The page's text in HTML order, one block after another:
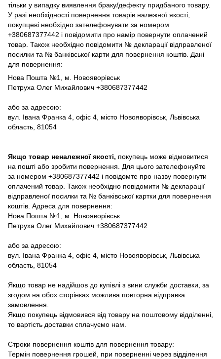
тільки у випадку виявлення браку/дефекту придбаного товару.
У разі необхідності повернення товарів належної якості,
покупцеві необхідно зателефонувати за номером
+380687377442 і повідомити про намір повернути оплачений
товар. Також необхідно повідомити № декларації відправленої
посилки та № банківської карти для повернення коштів. Дані
для повернення:
Нова Пошта №1, м. Новояворівськ
Петруха Олег Михайлович +380687377442
або за адресою:
вул. Івана Франка 4, офіс 4, місто Новояворівськ, Львівська
область, 81054
Якщо товар неналежної якості, покупець може відмовитися
на пошті або зробити повернення. Для цього зателефонуйте
за номером +380687377442 і повідомте про назву повернути
оплачений товар. Також необхідно повідомити № декларації
відправленої посилки та № банківської картки для повернення
коштів. Адреса для повернення:
Нова Пошта №1, м. Новояворівськ
Петруха Олег Михайлович +380687377442
або за адресою:
вул. Івана Франка 4, офіс 4, місто Новояворівськ, Львівська
область, 81054
Якщо товар не надійшов до купівлі з вини служби доставки, за
згодом на обох сторінках можлива повторна відправка
замовлення.
Якщо покупець відмовився від товару на поштовому відділенні,
то вартість доставки сплачуємо нам.
Строки повернення коштів для повернення товару:
Термін повернення грошей, при поверненні через відділення